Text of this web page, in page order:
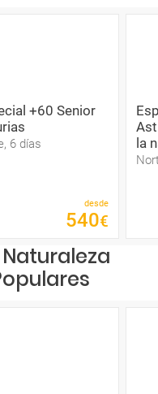
+60 Senior
6 días
desde
540€
la